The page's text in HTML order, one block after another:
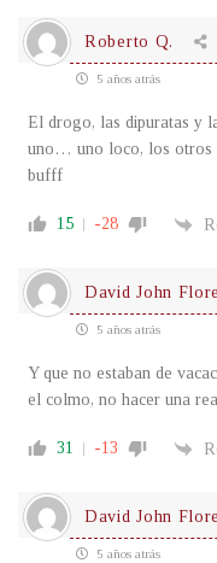
Roberto Q.
5 años atrás
El drogo, las dipuratas y
uno… uno loco, los otros
bufff
15 -28
David John
5 años atrás
Y que no estaban de
el colmo, no hacer una
31 -13
David John
5 años atrás